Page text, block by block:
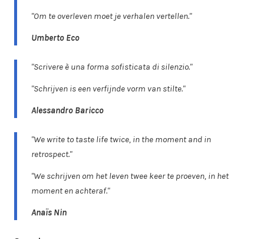
"Om te overleven moet je verhalen vertellen."
Umberto Eco
"Scrivere è una forma sofisticata di silenzio."
"Schrijven is een verfijnde vorm van stilte."
Alessandro Baricco
"We write to taste life twice, in the moment and in
retrospect."
"We schrijven om het leven twee keer te proeven, in het
moment en achteraf."
Anaïs Nin